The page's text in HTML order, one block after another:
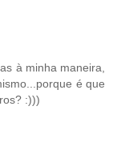
à minha maneira,
é que
:)))